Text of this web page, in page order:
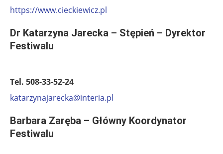
https://www.cieckiewicz.pl
Dr Katarzyna Jarecka – Stępień – Dyrektor
Festiwalu
Tel. 508-33-52-24
katarzynajarecka@interia.pl
Barbara Zaręba – Główny Koordynator
Festiwalu